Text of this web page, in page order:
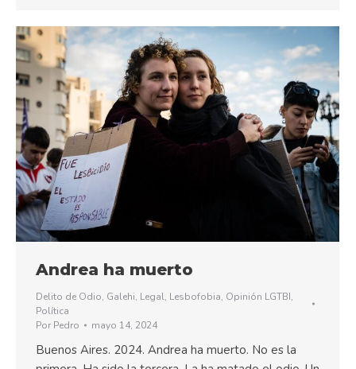
Andrea ha muerto
Delito de Odio, Galehi, Legal, Lesbofobia, Opinión LGTBI,
Política
Por Pedro mayo 14, 2024
Buenos Aires. 2024. Andrea ha muerto. No es la